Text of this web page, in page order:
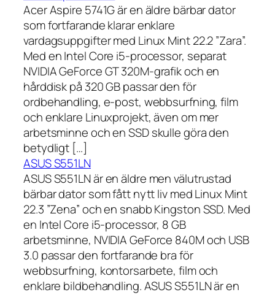
Acer Aspire 5741G är en äldre bärbar dator
som fortfarande klarar enklare
vardagsuppgifter med Linux Mint 22.2 ”Zara”.
Med en Intel Core i5-processor, separat
NVIDIA GeForce GT 320M-grafik och en
hårddisk på 320 GB passar den för
ordbehandling, e-post, webbsurfning, film
och enklare Linuxprojekt, även om mer
arbetsminne och en SSD skulle göra den
betydligt […]
ASUS S551LN
ASUS S551LN är en äldre men välutrustad
bärbar dator som fått nytt liv med Linux Mint
22.3 ”Zena” och en snabb Kingston SSD. Med
en Intel Core i5-processor, 8 GB
arbetsminne, NVIDIA GeForce 840M och USB
3.0 passar den fortfarande bra för
webbsurfning, kontorsarbete, film och
enklare bildbehandling. ASUS S551LN är en